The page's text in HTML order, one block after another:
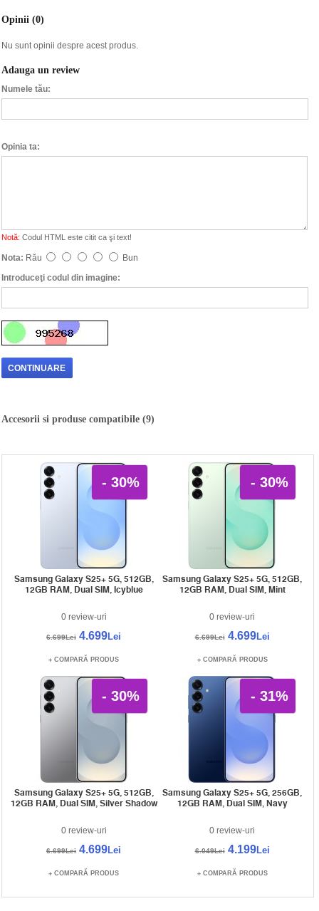
Opinii (0)
Nu sunt opinii despre acest produs.
Adauga un review
Numele tău:
Opinia ta:
Notă: Codul HTML este citit ca şi text!
Nota: Rău
Bun
Introduceţi codul din imagine:
CONTINUARE
Accesorii si produse compatibile (9)
- 30%
Samsung Galaxy S25+ 5G, 512GB,
12GB RAM, Dual SIM, Icyblue
0 review-uri
6.699Lei 4.699Lei
COMPARĂ PRODUS
- 30%
Samsung Galaxy S25+ 5G, 512GB,
12GB RAM, Dual SIM, Mint
0 review-uri
6.699Lei 4.699Lei
COMPARĂ PRODUS
- 30%
Samsung Galaxy S25+ 5G, 512GB,
12GB RAM, Dual SIM, Silver Shadow
0 review-uri
6.699Lei 4.699Lei
COMPARĂ PRODUS
- 31%
Samsung Galaxy S25+ 5G, 256GB,
12GB RAM, Dual SIM, Navy
0 review-uri
6.049Lei 4.199Lei
COMPARĂ PRODUS